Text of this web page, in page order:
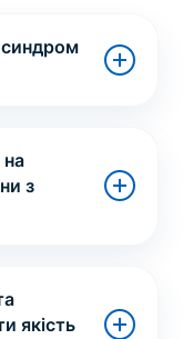
синдром
з
якість